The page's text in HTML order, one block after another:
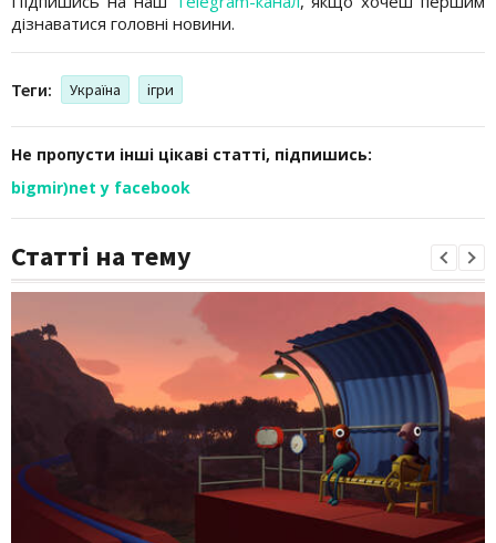
дізнаватися головні новини.
Теги: Україна ігри
Не пропусти інші цікаві статті, підпишись:
bigmir)net у facebook
Статті на тему